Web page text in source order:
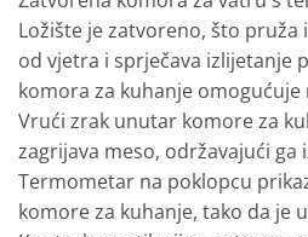
Ložište je zatvoreno, što pruža
od vjetra i sprječava izlijetanje
komora za kuhanje
Vrući zrak unutar komore za
zagrijava meso, održavajući ga
Termometar na poklopcu
komore za kuhanje, tako da je